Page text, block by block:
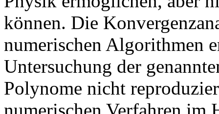
können. Die
numerischen Algorithmen
Untersuchung der
Polynome nicht